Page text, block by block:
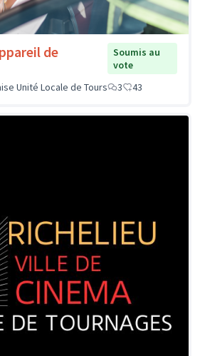
de
Soumis au
vote
Unité Locale de Tours
3 43